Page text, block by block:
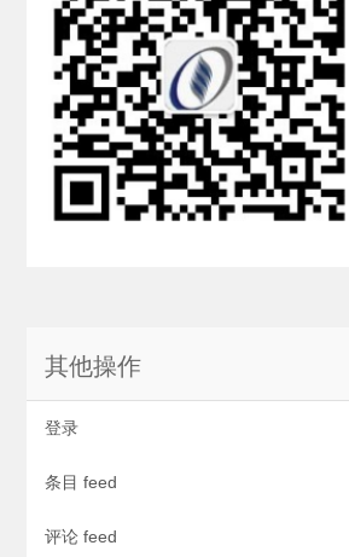
其他操作
登录
条目 feed
评论 feed